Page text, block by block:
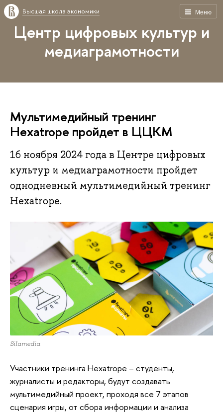
Меню
Высшая школа экономики
Центр цифровых культур и
медиаграмотности
Мультимедийный тренинг
Hexatrope пройдет в ЦЦКМ
16 ноября 2024 года в Центре цифровых
культур и медиаграмотности пройдет
однодневный мультимедийный тренинг
Hexatrope.
Silamedia
Участники тренинга Hexatrope – студенты,
журналисты и редакторы, будут создавать
мультимедийный проект, проходя все 7 этапов
сценария игры, от сбора информации и анализа